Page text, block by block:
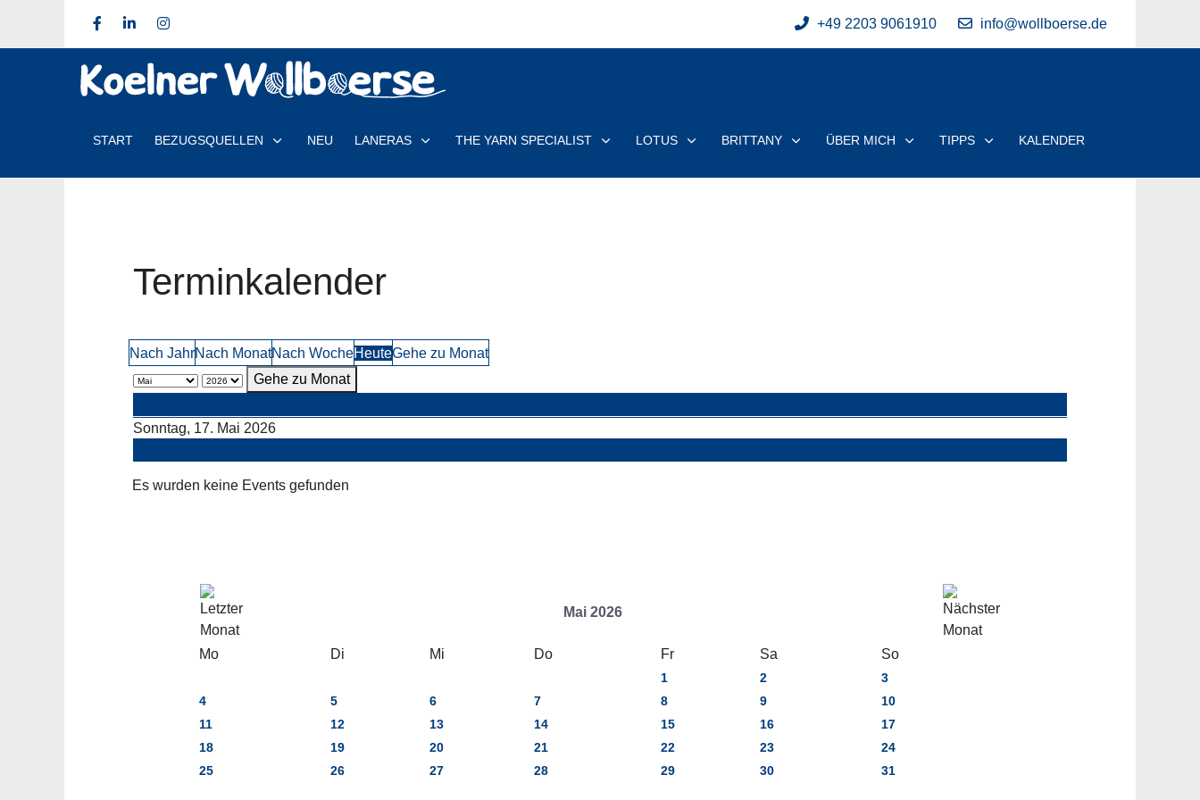
+49 2203 9061910 info@wollboerse.de
START BEZUGSQUELLEN NEU LANERAS THE YARN SPECIALIST LOTUS BRITTANY ÜBER MICH TIPPS KALENDER
Terminkalender
Nach JahrNach MonatNach WocheHeuteGehe zu Monat
Gehe zu Monat
Sonntag, 17. Mai 2026
Es wurden keine Events gefunden
Mai 2026
Mo Di Mi Do Fr Sa So
1 2
3
4
5 6 7 8 9
10
11
12 13 14 15 16
17
18
19 20 21 22 23
24
25
26 27 28 29 30 31